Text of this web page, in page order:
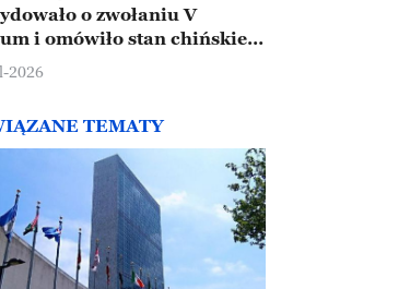
o zwołaniu V
i omówiło stan chińskiej
2026
TEMATY